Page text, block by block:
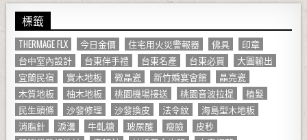
標籤
THERMAGE FLX 今日金價 住宅用火災警報器 佛具
印章
台中室內設計
台東伴手禮 台東名產 台東必買
大圖輸出
宜蘭民宿
實木地板 微晶瓷 新竹婚宴會館
晶亮瓷
木質地板
柚木地板 桃園機場接送 桃園音波拉提
植髮
民生頭條
沙發修理 沙發換皮 法令紋
海島型木地板
消脂針
淚溝 牛軋糖 玻尿酸 瘦臉
皮秒